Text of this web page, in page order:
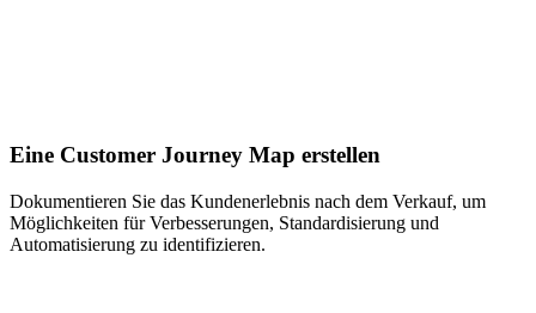
Eine Customer Journey Map erstellen
Dokumentieren Sie das Kundenerlebnis nach dem Verkauf, um
Möglichkeiten für Verbesserungen, Standardisierung und
Automatisierung zu identifizieren.